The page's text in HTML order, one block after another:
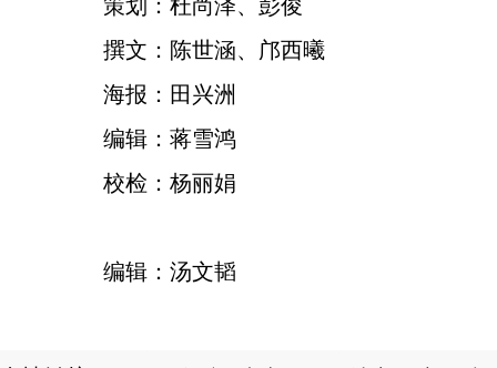
策划：杜尚泽、彭俊
撰文：陈世涵、邝西曦
海报：田兴洲
编辑：蒋雪鸿
校检：杨丽娟
编辑：汤文韬